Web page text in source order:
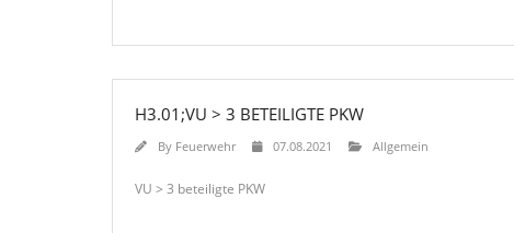
H3.01;VU > 3 BETEILIGTE PKW
By Feuerwehr 07.08.2021 Allgemein
VU > 3 beteiligte PKW